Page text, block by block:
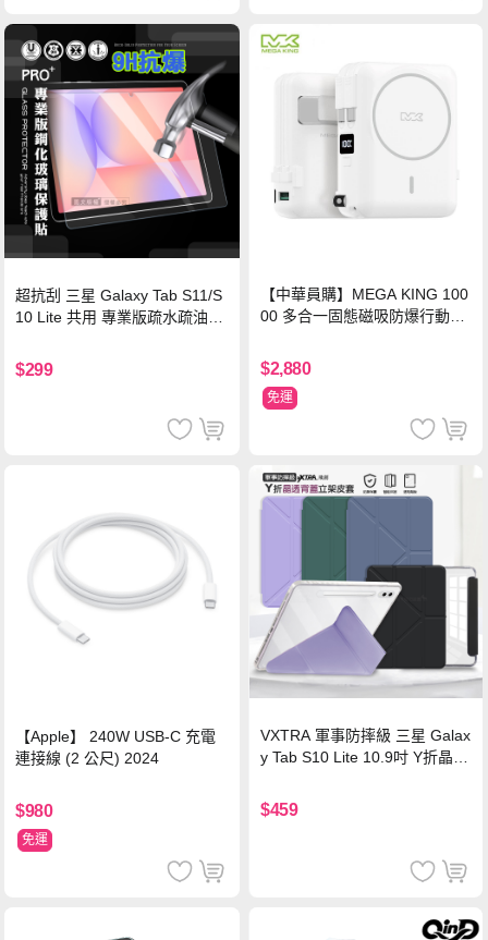
超抗刮 三星 Galaxy Tab S11/S
10 Lite 共用 專業版疏水疏油9H
$299
【中華員購】MEGA KING 100
00 多合一固態磁吸防爆行動電
$2,880
免運
【Apple】 240W USB-C 充電
連接線 (2 公尺) 2024
$980
免運
VXTRA 軍事防摔級 三星 Galax
y Tab S10 Lite 10.9吋 Y折晶透
$459